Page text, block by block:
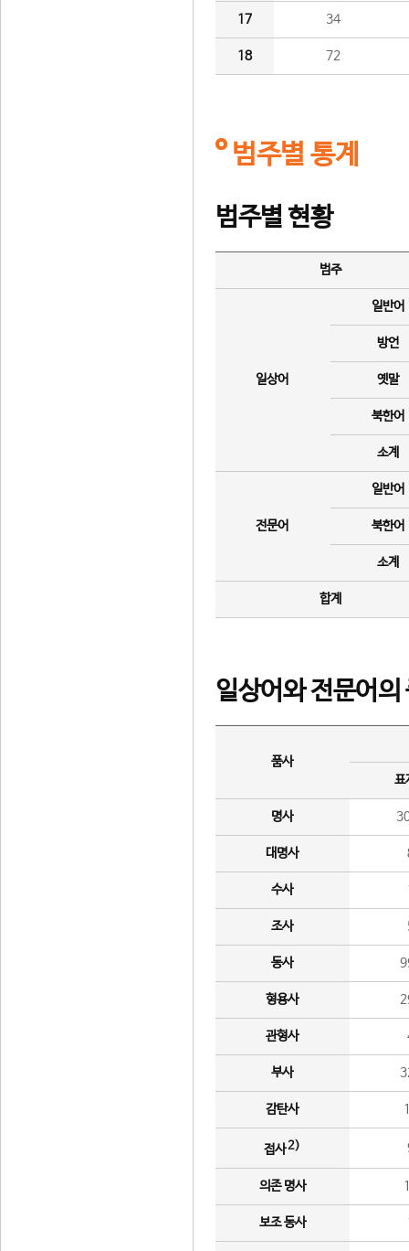
17 34
18 72
범주별 통계
범주별 현황
범주
일상어
일반어
방언
옛말
북한어
소계
전문어
일반어
북한어
소계
합계
일상어와 전문어의
품사
표
명사
대명사
수사
조사
동사
형용사
관형사
부사
감탄사
접사2)
의존 명사
보조 동사